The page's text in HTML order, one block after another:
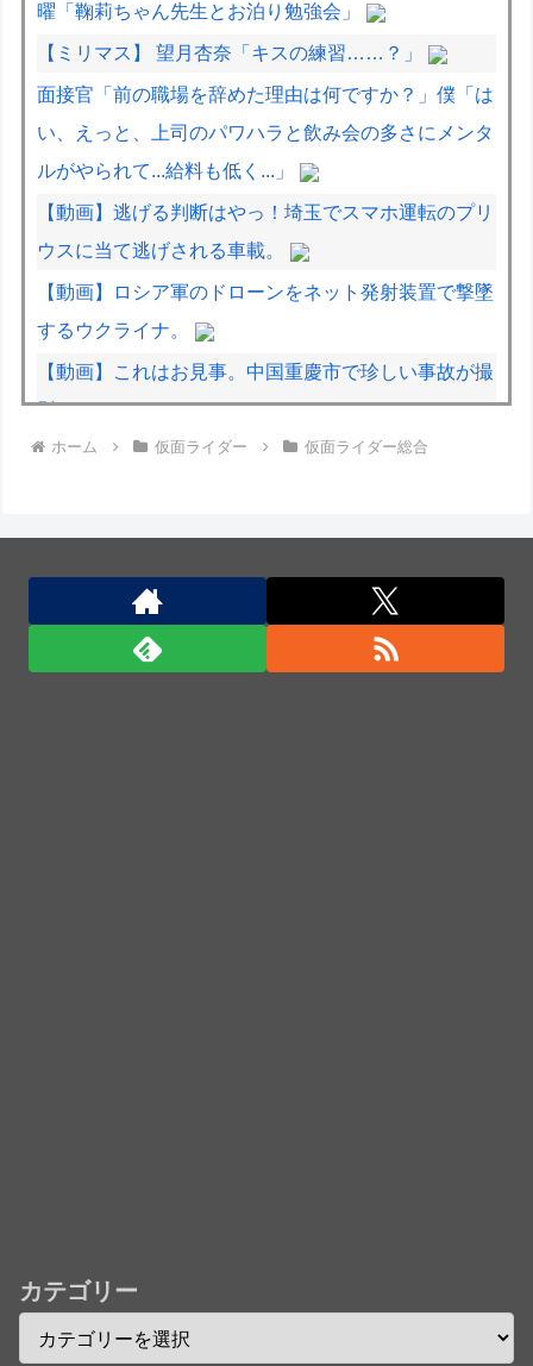
曜「鞠莉ちゃん先生とお泊り勉強会」
【ミリマス】 望月杏奈「キスの練習……？」
面接官「前の職場を辞めた理由は何ですか？」僕「は
い、えっと、上司のパワハラと飲み会の多さにメンタ
ルがやられて...給料も低く...」
【動画】逃げる判断はやっ！埼玉でスマホ運転のプリ
ウスに当て逃げされる車載。
【動画】ロシア軍のドローンをネット発射装置で撃墜
するウクライナ。
【動画】これはお見事。中国重慶市で珍しい事故が撮
影される。
【動画】タイのティパンコーン王子が日本人女性とデ
日本人はBYDの軽EV「ラッコ」をどう見ているの
か？…中国メディア！
Powered by livedoor 相互RSS
ホーム 仮面ライダー 仮面ライダー総合
カテゴリー